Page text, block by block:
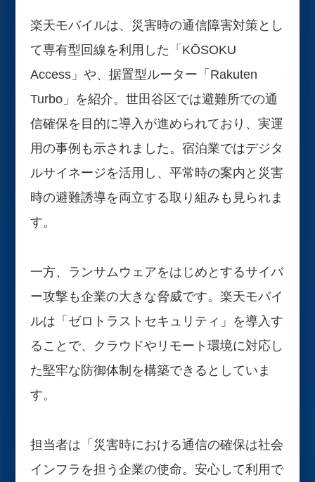
楽天モバイルは、災害時の通信障害対策とし
て専有型回線を利用した「KŌSOKU
Access」や、据置型ルーター「Rakuten
Turbo」を紹介。世田谷区では避難所での通
信確保を目的に導入が進められており、実運
用の事例も示されました。宿泊業ではデジタ
ルサイネージを活用し、平常時の案内と災害
時の避難誘導を両立する取り組みも見られま
す。
一方、ランサムウェアをはじめとするサイバ
ー攻撃も企業の大きな脅威です。楽天モバイ
ルは「ゼロトラストセキュリティ」を導入す
ることで、クラウドやリモート環境に対応し
た堅牢な防御体制を構築できるとしていま
す。
担当者は「災害時における通信の確保は社会
インフラを担う企業の使命。安心して利用で